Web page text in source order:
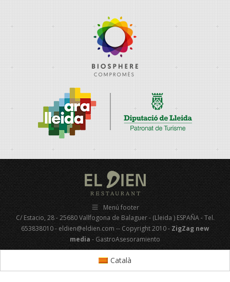
Menú footer
C/ Estacio, 28 - 25680 Vallfogona de Balaguer - (Lleida ) ESPAÑA - Tel.
653838010 - eldien@eldien.com -- Copyright 2010 -ZigZag new
media- GastroAsesoramiento
Català